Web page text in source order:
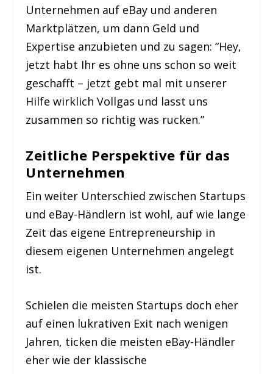
Unternehmen auf eBay und anderen
Marktplätzen, um dann Geld und
Expertise anzubieten und zu sagen: “Hey,
jetzt habt Ihr es ohne uns schon so weit
geschafft – jetzt gebt mal mit unserer
Hilfe wirklich Vollgas und lasst uns
zusammen so richtig was rucken.”
Zeitliche Perspektive für das
Unternehmen
Ein weiter Unterschied zwischen Startups
und eBay-Händlern ist wohl, auf wie lange
Zeit das eigene Entrepreneurship in
diesem eigenen Unternehmen angelegt
ist.
Schielen die meisten Startups doch eher
auf einen lukrativen Exit nach wenigen
Jahren, ticken die meisten eBay-Händler
eher wie der klassische